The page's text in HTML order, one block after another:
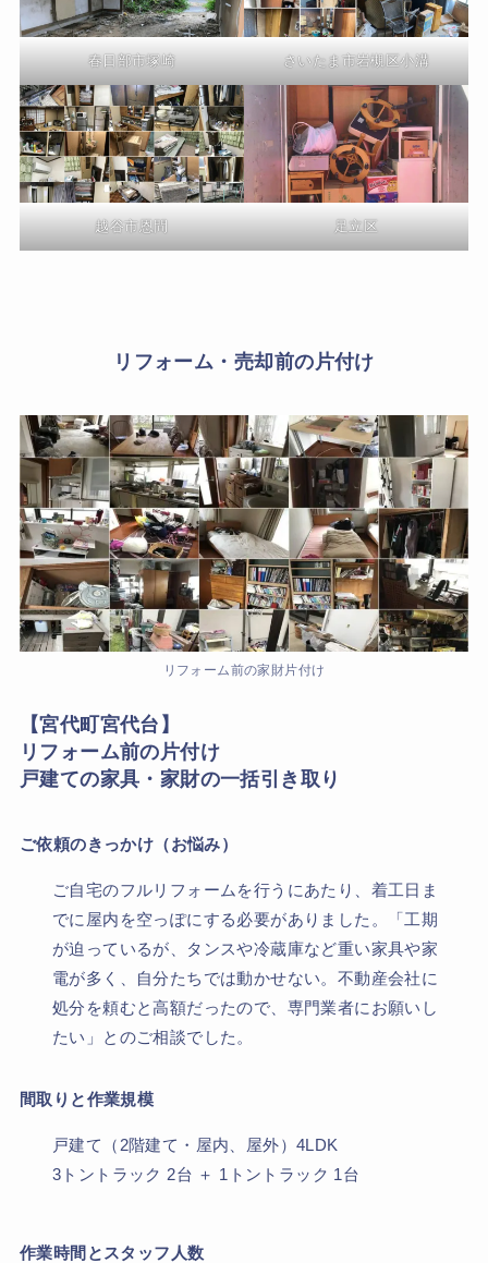
春日部市塚崎 さいたま市岩槻区小溝
越谷市恩間 足立区
リフォーム・売却前の片付け
リフォーム前の家財片付け
【宮代町宮代台】
リフォーム前の片付け
戸建ての家具・家財の一括引き取り
ご依頼のきっかけ（お悩み）
ご自宅のフルリフォームを行うにあたり、着工日ま
でに屋内を空っぽにする必要がありました。「工期
が迫っているが、タンスや冷蔵庫など重い家具や家
電が多く、自分たちでは動かせない。不動産会社に
処分を頼むと高額だったので、専門業者にお願いし
たい」とのご相談でした。
間取りと作業規模
戸建て（2階建て・屋内、屋外）4LDK
3トントラック 2台 ＋ 1トントラック 1台
作業時間とスタッフ人数